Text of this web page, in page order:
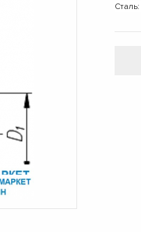
Сталь: